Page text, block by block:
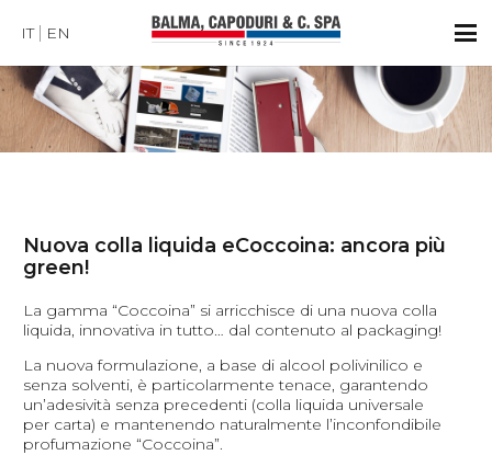
IT EN
Nuova colla liquida eCoccoina: ancora più
green!
La gamma “Coccoina” si arricchisce di una nuova colla
liquida, innovativa in tutto… dal contenuto al packaging!
La nuova formulazione, a base di alcool polivinilico e
senza solventi, è particolarmente tenace, garantendo
un’adesività senza precedenti (colla liquida universale
per carta) e mantenendo naturalmente l’inconfondibile
profumazione “Coccoina”.